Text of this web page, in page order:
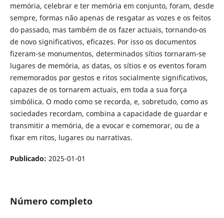
memória, celebrar e ter memória em conjunto, foram, desde
sempre, formas não apenas de resgatar as vozes e os feitos
do passado, mas também de os fazer actuais, tornando-os
de novo significativos, eficazes. Por isso os documentos
fizeram-se monumentos, determinados sítios tornaram-se
lugares de memória, as datas, os sítios e os eventos foram
rememorados por gestos e ritos socialmente significativos,
capazes de os tornarem actuais, em toda a sua força
simbólica. O modo como se recorda, e, sobretudo, como as
sociedades recordam, combina a capacidade de guardar e
transmitir a memória, de a evocar e comemorar, ou de a
fixar em ritos, lugares ou narrativas.
Publicado: 2025-01-01
Número completo